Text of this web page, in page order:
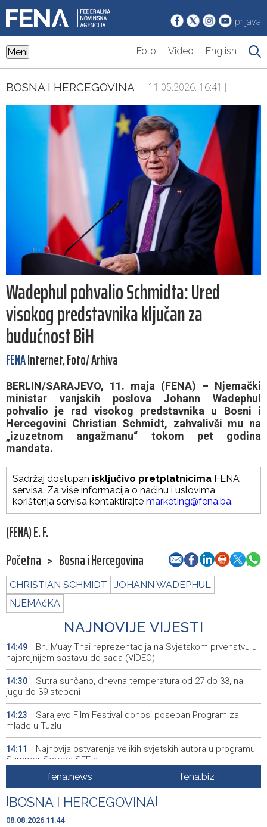
prijava
Meni Foto Video English
BOSNA I HERCEGOVINA | 11.05.2026. 16:41 |
Wadephul pohvalio Schmidta: Ured
visokog predstavnika ključan za
budućnost BiH
FENAInternet, Foto/ Arhiva
BERLIN/SARAJEVO, 11. maja (FENA) – Njemački
ministar vanjskih poslova Johann Wadephul
pohvalio je rad visokog predstavnika u Bosni i
Hercegovini Christian Schmidt, zahvalivši mu na
„izuzetnom angažmanu“ tokom pet godina
mandata.
Sadržaj dostupan isključivo pretplatnicima FENA
servisa. Za više informacija o načinu i uslovima
korištenja servisa kontaktirajte marketing@fena.ba.
(FENA) E. F.
Početna > Bosna i Hercegovina
CHRISTIAN SCHMIDT
JOHANN WADEPHUL
NJEMAčKA
NAJNOVIJE VIJESTI
14:49
Bh. Muay Thai reprezentacija na Svjetskom prvenstvu u
najbrojnijem sastavu do sada (VIDEO)
14:30
Sutra sunčano, dnevna temperatura od 27 do 33, na
jugu do 39 stepeni
14:23
Sarajevo Film Festival donosi poseban Program za
mlade u Tuzlu
14:11
Najnovija ostvarenja velikih svjetskih autora u programu
Summer Screen SFF-a
Izraelska vojska nastavlja napade na jugu Libana uprkos
prekidu vatre i pregovorima
14:01 Izraelske snage izvršile raciju u gradu na Zapadnoj obali
fena.news fena.biz
BOSNA I HERCEGOVINA
08.08.2026 11:44